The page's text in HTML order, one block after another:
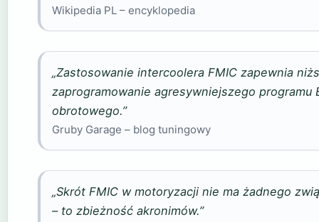
Wikipedia PL – encyklopedia
„Zastosowanie intercoolera FMIC zapewnia
zaprogramowanie agresywniejszego
obrotowego.”
Gruby Garage – blog tuningowy
„Skrót FMIC w motoryzacji nie ma żadnego
– to zbieżność akronimów.”